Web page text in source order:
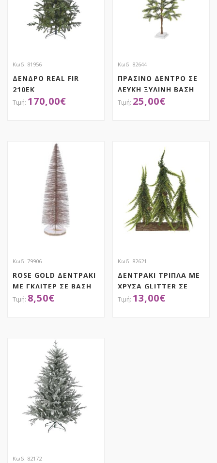
Κωδ. 81956
ΔΕΝΔΡΟ REAL FIR
210EK
170,00€
Κωδ. 82644
ΠΡΑΣΙΝΟ ΔΕΝΤΡΟ ΣΕ
ΛΕΥΚΗ ΞΥΛΙΝΗ ΒΑΣΗ
85ΕΚ25,00€
Κωδ. 79906
ROSE GOLD ΔΕΝΤΡΑΚΙ
ΜΕ ΓΚΛΙΤΕΡ ΣΕ ΒΑΣΗ
19Χ60ΕΚ
8,50€
Κωδ. 82621
ΔΕΝΤΡΑΚΙ ΤΡΙΠΛΑ ΜΕ
ΧΡΥΣΑ GLITTER ΣΕ
ΞΥΛΙΝΗ ΒΑΣΗ 30ΕΚ
13,00€
Κωδ. 82172